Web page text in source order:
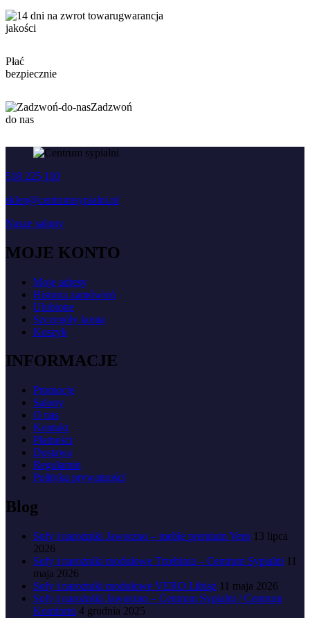
gwarancja
jakości
Płać
bezpiecznie
Zadzwoń
do nas
518 225 110
sklep@centrumsypialni.pl
Nasze salony
MOJE KONTO
Moje adresy
Historia zamówień
Ulubione
Szczegóły konta
Koszyk
INFORMACJE
Promocje
Salony
O nas
Kontakt
Płatności
Dostawa
Regulamin
Polityka prywatności
Blog
Sofy i narożniki Jaworzno – meble premium Vero 13 lipca
2026
Sofy i narożniki modułowe Trzebinia – Centrum Sypialni 11
maja 2026
Sofy i narożniki modułowe VERO Libiąż 11 maja 2026
Sofy i narożniki Jaworzno – Centrum Sypialni / Centrum
Komfortu 4 grudnia 2025